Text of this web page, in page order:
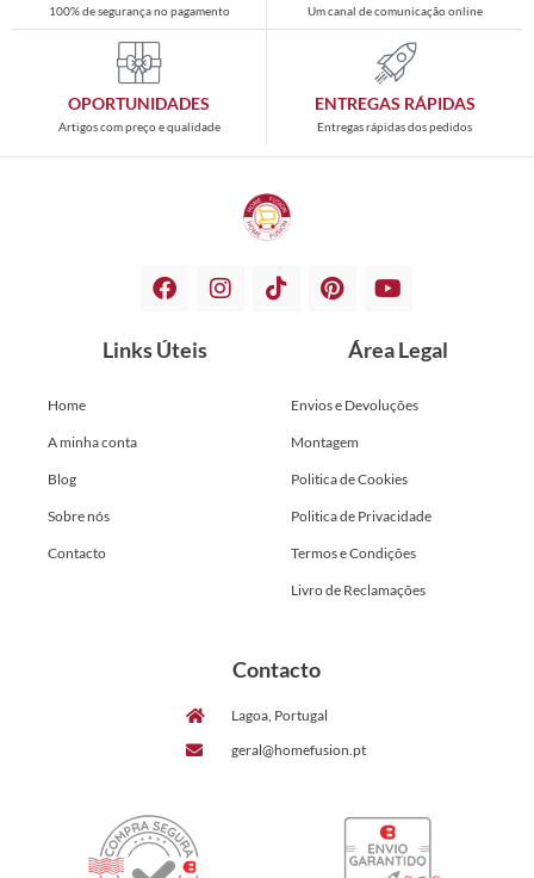
100% de segurança no pagamento Um canal de comunicação online
OPORTUNIDADES
Artigos com preço e qualidade
ENTREGAS RÁPIDAS
Entregas rápidas dos pedidos
Links Úteis
Home
A minha conta
Blog
Sobre nós
Contacto
Área Legal
Envios e Devoluções
Montagem
Politica de Cookies
Politica de Privacidade
Termos e Condições
Livro de Reclamações
Contacto
Lagoa, Portugal
geral@homefusion.pt